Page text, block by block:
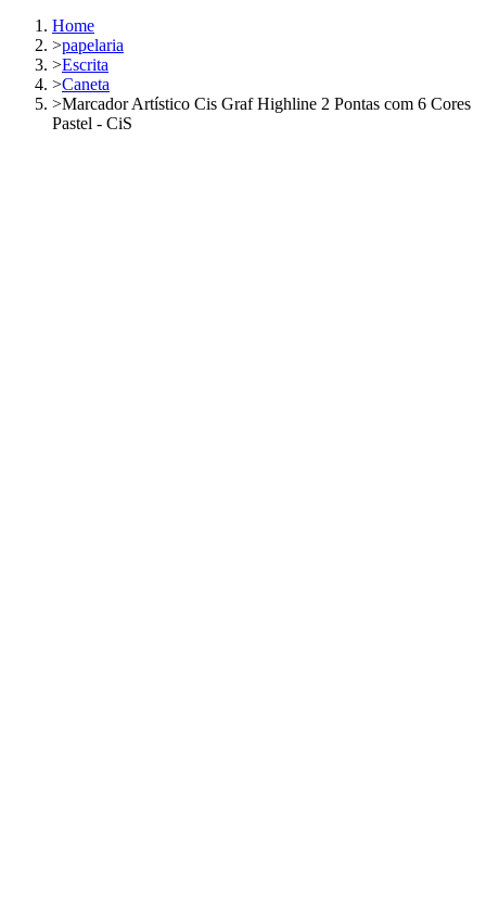
Home
>papelaria
>Escrita
>Caneta
>Marcador Artístico Cis Graf Highline 2 Pontas com 6 Cores
Pastel - CiS